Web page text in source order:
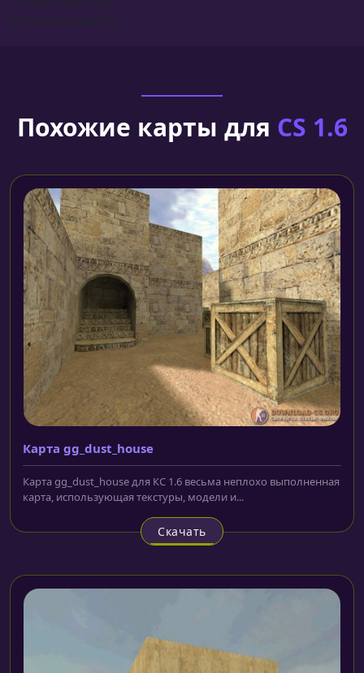
Похожие карты для CS 1.6
Карта gg_dust_house
Карта gg_dust_house для КС 1.6 весьма неплохо выполненная
карта, использующая текстуры, модели и...
Скачать